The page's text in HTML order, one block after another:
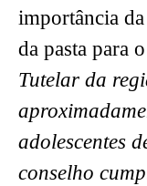
importância
da pasta para
Tutelar da
adolescentes
conselho